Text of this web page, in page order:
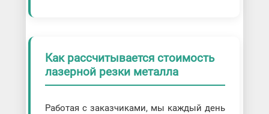
Как рассчитывается стоимость
лазерной резки металла
Работая с заказчиками, мы каждый день